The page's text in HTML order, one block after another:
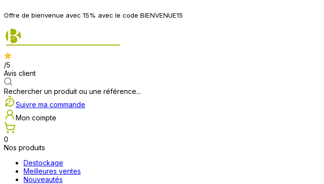
Offre de bienvenue avec 15% avec le code BIENVENUE15
/5
Avis client
Rechercher un produit ou une référence...
Suivre ma commande
Mon compte
0
Nos produits
Destockage
Meilleures ventes
Nouveautés